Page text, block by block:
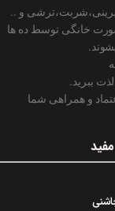
و ..
خانگی توسط ده ها
ببرید.
و همراهی شما